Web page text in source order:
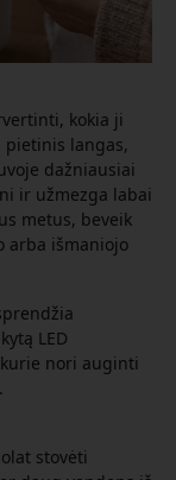
kokia ji
pietinis langas,
dažniausiai
ir užmezga labai
metus, beveik
arba išmaniojo
LED
nori auginti
stovėti